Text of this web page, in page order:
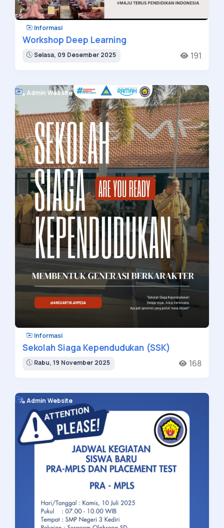
Informasi
Workshop Deep Learning
Selasa, 09 Desember 2025 191
Admin Website
Informasi
Sekolah Siaga Kependudukan (SSK)
Rabu, 19 November 2025 168
Admin Website